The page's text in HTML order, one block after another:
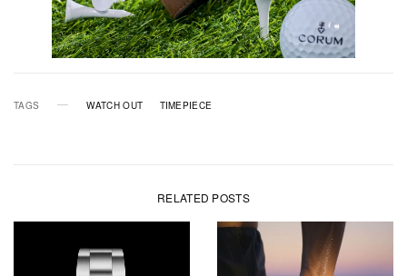
TAGS WATCH OUT TIMEPIECE
RELATED POSTS